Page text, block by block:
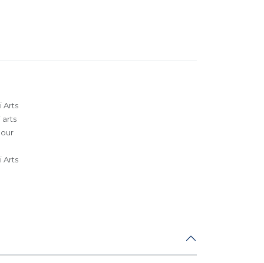
Arts
arts
Arts